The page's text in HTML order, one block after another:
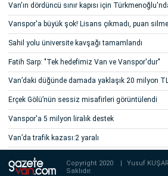
Van'ın dördüncü sınır kapısı için
Vanspor'a büyük şok! Lisans çıkmadı, puan
Sahil yolu üniversite kavşağı tamamlandı
Fatih Sarp: "Tek hedefimiz Van ve Vanspor'dur"
Van’daki düğünde damada yaklaşık 20 milyon
Erçek Gölü’nün sessiz misafirleri görüntülendi
Vanspor'a 5 milyon liralık destek
Van’da trafik kazası:2 yaralı
Copyright 2020 Yusuf
Saklıdır.